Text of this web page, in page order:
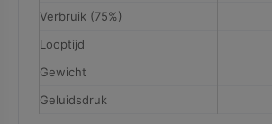
Verbruik (75%)
Looptijd
Gewicht
Geluidsdruk